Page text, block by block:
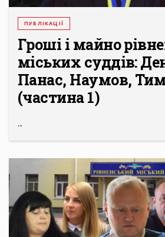
ПУБЛІКАЦІЇ
Гроші і майно
міських суддів:
Панас, Наумов,
(частина 1)
...